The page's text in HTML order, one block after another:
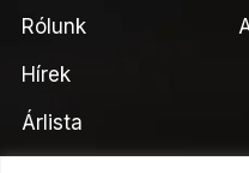
Rólunk
Hírek
Árlista